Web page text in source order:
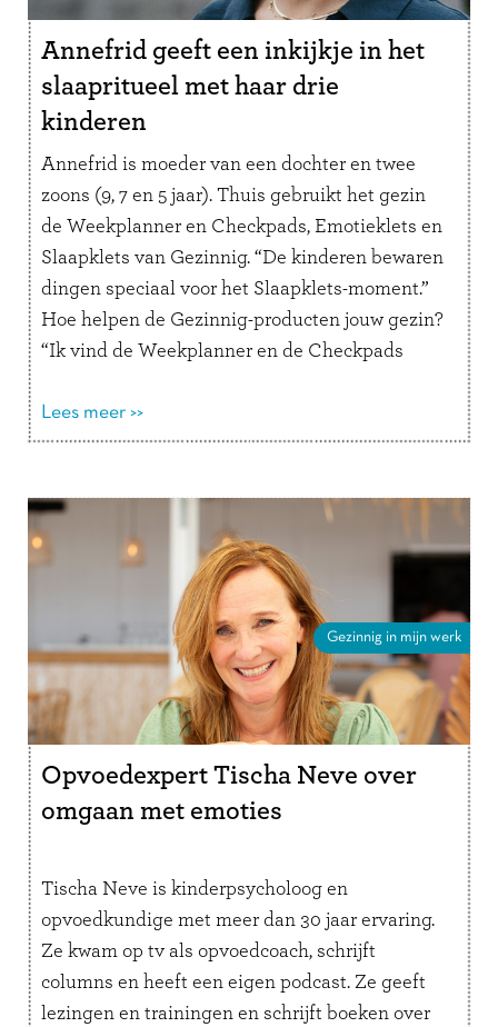
Annefrid geeft een inkijkje in het
slaapritueel met haar drie
kinderen
Annefrid is moeder van een dochter en twee
zoons (9, 7 en 5 jaar). Thuis gebruikt het gezin
de Weekplanner en Checkpads, Emotieklets en
Slaapklets van Gezinnig. “De kinderen bewaren
dingen speciaal voor het Slaapklets-moment.”
Hoe helpen de Gezinnig-producten jouw gezin?
“Ik vind de Weekplanner en de Checkpads
verder
Lees meer >>
Gezinnig in mijn werk
Opvoedexpert Tischa Neve over
omgaan met emoties
Tischa Neve is kinderpsycholoog en
opvoedkundige met meer dan 30 jaar ervaring.
Ze kwam op tv als opvoedcoach, schrijft
columns en heeft een eigen podcast. Ze geeft
lezingen en trainingen en schrijft boeken over